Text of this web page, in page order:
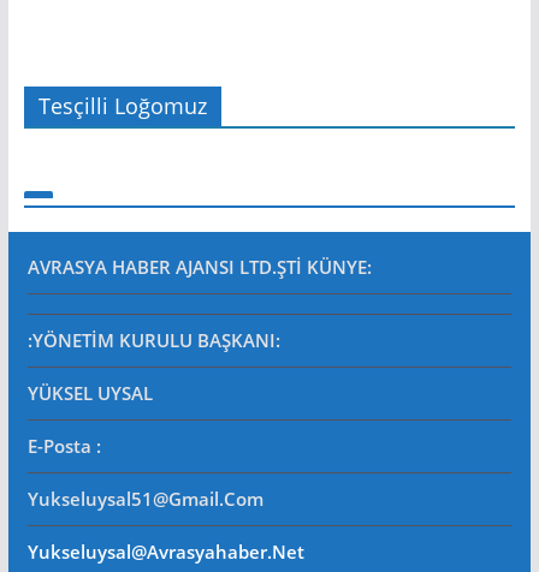
Tesçilli Loğomuz
AVRASYA HABER AJANSI LTD.ŞTİ KÜNYE:
:YÖNETİM KURULU BAŞKANI:
YÜKSEL UYSAL
E-Posta :
Yukseluysal51@gmail.com
Yukseluysal@avrasyahaber.net